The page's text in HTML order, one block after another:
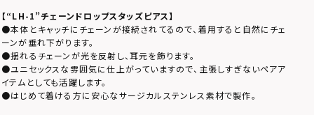
【“LH-1”チェーンドロップスタッズピアス】
●本体とキャッチにチェーンが接続されてるので、着用すると自然にチェ
ーンが垂れ下がります。
●揺れるチェーンが光を反射し、耳元を飾ります。
●ユニセックスな雰囲気に仕上がっていますので、主張しすぎないペアア
イテムとしても活躍します。
●はじめて着ける方に安心なサージカルステンレス素材で製作。